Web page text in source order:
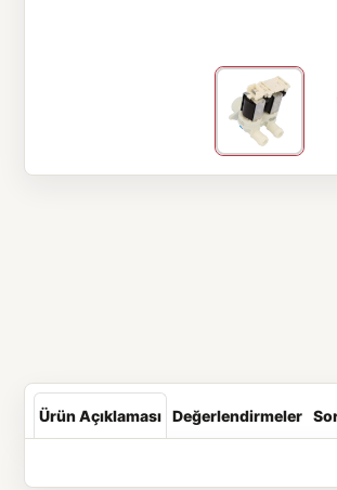
Ürün Açıklaması Değerlendirmeler